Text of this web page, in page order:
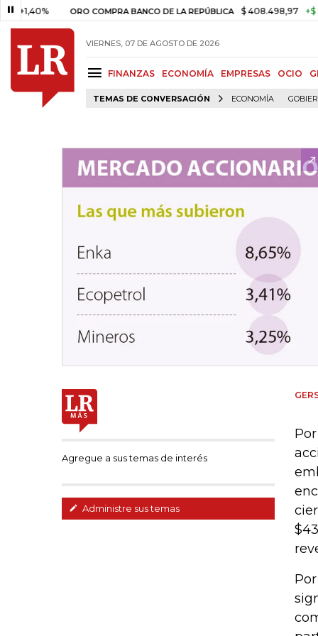
ORO COMPRA BANCO DE LA REPÚBLICA $ 408.498,97 +$
VIERNES, 07 DE AGOSTO DE 2026
FINANZAS ECONOMÍA EMPRESAS OCIO
TEMAS DE CONVERSACIÓN ECONOMÍA
Agregue a sus temas de interés
Administre sus temas